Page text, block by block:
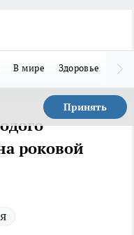
В мире Здоровье
Принять
роковой